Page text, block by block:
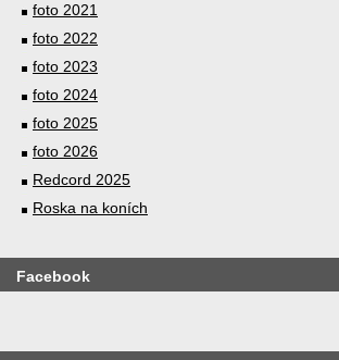
foto 2021
foto 2022
foto 2023
foto 2024
foto 2025
foto 2026
Redcord 2025
Roska na koních
Facebook